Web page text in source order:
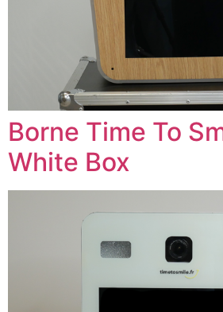
Borne Time To
White Box